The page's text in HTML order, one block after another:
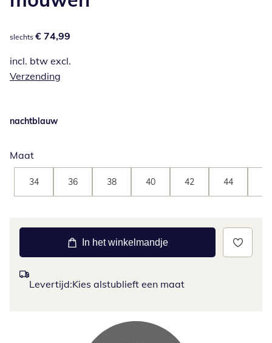
€ 74,99
slechts € 74,99
incl. btw excl.
Verzending
nachtblauw
Maat
34 36 38 40 42 44
In het winkelmandje
Levertijd:Kies alstublieft een maat